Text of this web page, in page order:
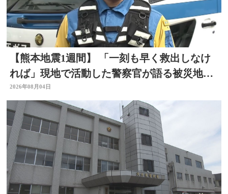
【熊本地震1週間】 「一刻も早く救出しなけ
れば」現地で活動した警察官が語る被災地の
状況 大分
2026年08月04日